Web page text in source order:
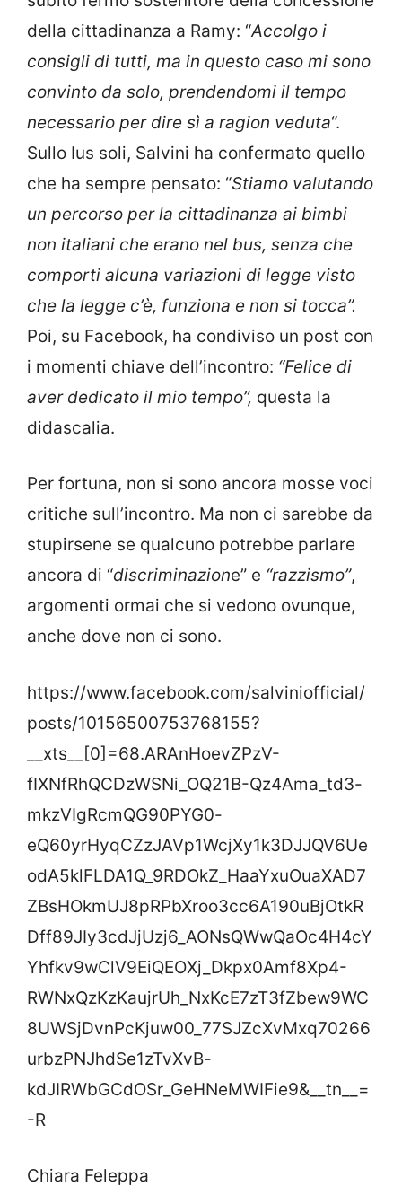
della cittadinanza a Ramy: “Accolgo i
consigli di tutti, ma in questo caso mi sono
convinto da solo, prendendomi il tempo
necessario per dire sì a ragion veduta“.
Sullo Ius soli, Salvini ha confermato quello
che ha sempre pensato: “Stiamo valutando
un percorso per la cittadinanza ai bimbi
non italiani che erano nel bus, senza che
comporti alcuna variazioni di legge visto
che la legge c’è, funziona e non si tocca”.
Poi, su Facebook, ha condiviso un post con
i momenti chiave dell’incontro: “Felice di
aver dedicato il mio tempo”, questa la
didascalia.
Per fortuna, non si sono ancora mosse voci
critiche sull’incontro. Ma non ci sarebbe da
stupirsene se qualcuno potrebbe parlare
ancora di “discriminazione” e “razzismo”,
argomenti ormai che si vedono ovunque,
anche dove non ci sono.
https://www.facebook.com/salviniofficial/
posts/10156500753768155?
__xts__[0]=68.ARAnHoevZPzV-
fIXNfRhQCDzWSNi_OQ21B-Qz4Ama_td3-
mkzVIgRcmQG90PYG0-
eQ60yrHyqCZzJAVp1WcjXy1k3DJJQV6Ue
odA5klFLDA1Q_9RDOkZ_HaaYxuOuaXAD7
ZBsHOkmUJ8pRPbXroo3cc6A190uBjOtkR
Dff89JIy3cdJjUzj6_AONsQWwQaOc4H4cY
Yhfkv9wClV9EiQEOXj_Dkpx0Amf8Xp4-
RWNxQzKzKaujrUh_NxKcE7zT3fZbew9WC
8UWSjDvnPcKjuw00_77SJZcXvMxq70266
urbzPNJhdSe1zTvXvB-
kdJIRWbGCdOSr_GeHNeMWIFie9&__tn__=
-R
Chiara Feleppa